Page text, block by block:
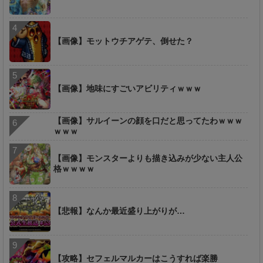
【画像】モットウチアゲテ、倒せた？
【画像】地味にすごいアビリティｗｗｗ
【画像】サルイーンの顔を口だと思ってたわｗｗｗ
ｗｗｗ
【画像】モンスターよりも描き込みが少ない主人公
格ｗｗｗｗ
【悲報】なんか最近盛り上がりが…
【攻略】セフェルマルカーはこうすれば楽勝